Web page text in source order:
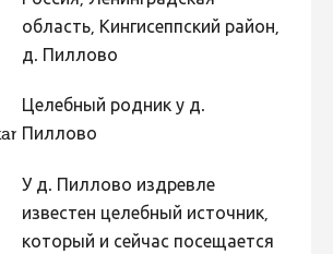
2015
2014
2013
2012
2011
2010
область, Кингисеппский район,
д. Пиллово
Целебный родник у д.
Пиллово
У д. Пиллово издревле
известен целебный источник,
который и сейчас посещается